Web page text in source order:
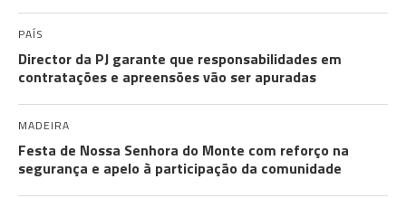
PAÍS
Director da PJ garante que responsabilidades em
contratações e apreensões vão ser apuradas
MADEIRA
Festa de Nossa Senhora do Monte com reforço na
segurança e apelo à participação da comunidade